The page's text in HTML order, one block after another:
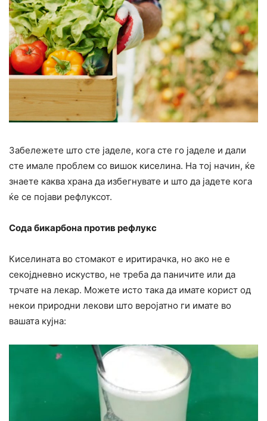
Забележете што сте јаделе, кога сте го јаделе и дали
сте имале проблем со вишок киселина. На тој начин, ќе
знаете каква храна да избегнувате и што да јадете кога
ќе се појави рефлуксот.
Сода бикарбона против рефлукс
Киселината во стомакот е иритирачка, но ако не е
секојдневно искуство, не треба да паничите или да
трчате на лекар. Можете исто така да имате корист од
некои природни лекови што веројатно ги имате во
вашата кујна: